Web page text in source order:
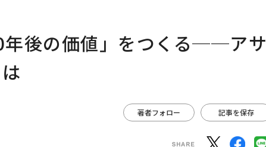
年後の価値」をつくる──アサ
著者フォロー 記事を保存